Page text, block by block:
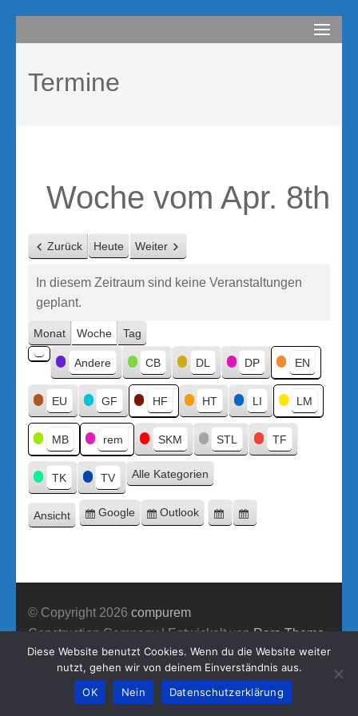
Inhalt
(Enter
drücken)
compurem
Termine
Woche vom Apr. 8th
Zurück Heute Weiter
In diesem Zeitraum sind keine Veranstaltungen
geplant.
Monat Woche Tag
Kategorien
Kategorie
ohne
Titel
Andere CB DL DP EN
EU GF HF HT LI LM
MB rem SKM STL TF
TK TV Alle Kategorien
Ansicht ausdrucken
Eintragen
Google
Eintragen
Outlook
Google-
© Copyright 2026 compurem
Construction Company | Entwickelt von Rara Theme
Präsentiert von WordPress.
Diese Website benutzt Cookies. Wenn du die Website weiter
nutzt, gehen wir von deinem Einverständnis aus.
OK
Nein Datenschutzerklärung